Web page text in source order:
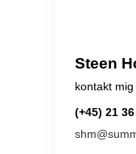
Steen
kontakt
(+45) 21